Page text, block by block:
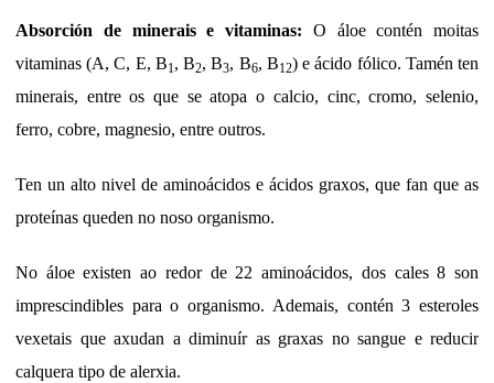
Absorción de minerais e vitaminas: O áloe contén moitas
vitaminas (A, C, E, B1, B2, B3, B6, B12) e ácido fólico. Tamén ten
minerais, entre os que se atopa o calcio, cinc, cromo, selenio,
ferro, cobre, magnesio, entre outros.
Ten un alto nivel de aminoácidos e ácidos graxos, que fan que as
proteínas queden no noso organismo.
No áloe existen ao redor de 22 aminoácidos, dos cales 8 son
imprescindibles para o organismo. Ademais, contén 3 esteroles
vexetais que axudan a diminuír as graxas no sangue e reducir
calquera tipo de alerxia.